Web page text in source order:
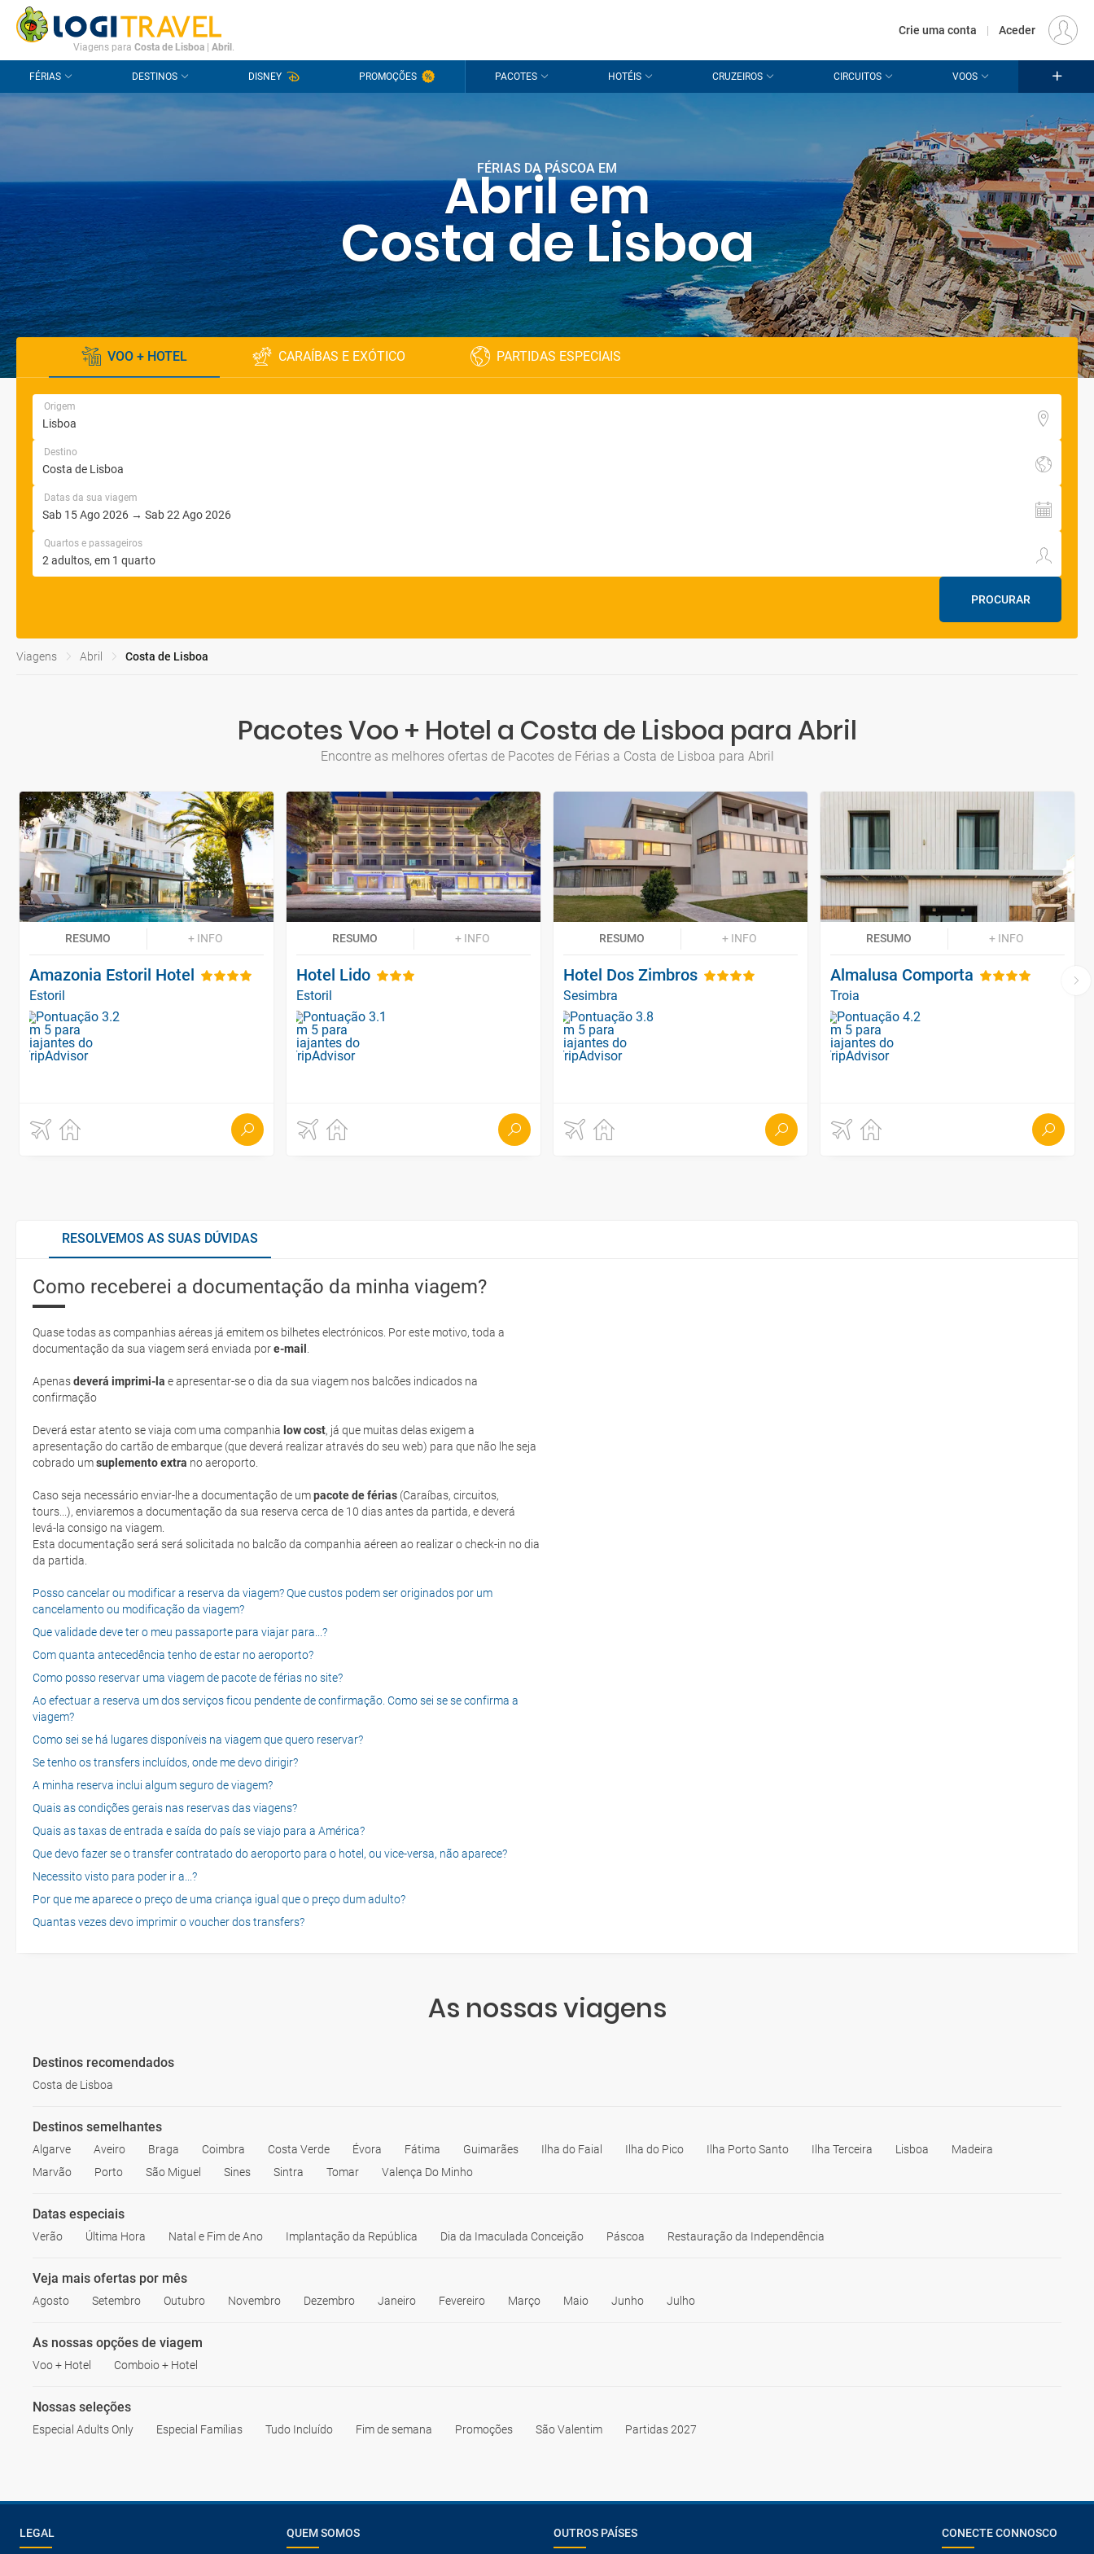
CONTACTO PERGUNTAS FREQUENTES EUR
Viagens para Costa de Lisboa Abril .
Crie uma conta | Aceder
FÉRIAS DESTINOS DISNEY PROMOÇÕES PACOTES HOTÉIS CRUZEIROS CIRCUITOS VOOS
FÉRIAS DA PÁSCOA EM
Abril em
Costa de Lisboa
VOO + HOTEL CARAÍBAS E EXÓTICO PARTIDAS ESPECIAIS
Origem
Destino
Datas da sua viagem
Quartos e passageiros
PROCURAR
Viagens Abril Costa de Lisboa
Pacotes Voo + Hotel a Costa de Lisboa para Abril
Encontre as melhores ofertas de Pacotes de Férias a Costa de Lisboa para Abril
RESUMO + INFO
Amazonia Estoril Hotel
Estoril
RESUMO + INFO
Hotel Lido
Estoril
RESUMO + INFO
Hotel Dos Zimbros
Sesimbra
RESUMO + INFO
Almalusa Comporta
Troia
RESOLVEMOS AS SUAS DÚVIDAS
Como receberei a documentação da minha viagem?
Quase todas as companhias aéreas já emitem os bilhetes electrónicos. Por este motivo, toda a
documentação da sua viagem será enviada pore-mail
Apenasdeverá imprimi-la e apresentar-se o dia da sua viagem nos balcões indicados na
confirmação
Deverá estar atento se viaja com uma companhia low cost, já que muitas delas exigem a
apresentação do cartão de embarque (que deverá realizar através do seu web) para que não lhe seja
cobrado umsuplemento extra no aeroporto.
Caso seja necessário enviar-lhe a documentação de umpacote de férias (Caraíbas, circuitos,
tours...), enviaremos a documentação da sua reserva cerca de 10 dias antes da partida, e deverá
levá-la consigo na viagem.
Esta documentação será será solicitada no balcão da companhia aéreen ao realizar o check-in no dia
da partida.
Posso cancelar ou modificar a reserva da viagem? Que custos podem ser originados por um
cancelamento ou modificação da viagem?
Que validade deve ter o meu passaporte para viajar para...?
Com quanta antecedência tenho de estar no aeroporto?
Como posso reservar uma viagem de pacote de férias no site?
Ao efectuar a reserva um dos serviços ficou pendente de confirmação. Como sei se se confirma a
viagem?
Como sei se há lugares disponíveis na viagem que quero reservar?
Se tenho os transfers incluídos, onde me devo dirigir?
A minha reserva inclui algum seguro de viagem?
Quais as condições gerais nas reservas das viagens?
Quais as taxas de entrada e saída do país se viajo para a América?
Que devo fazer se o transfer contratado do aeroporto para o hotel, ou vice-versa, não aparece?
Necessito visto para poder ir a...?
Por que me aparece o preço de uma criança igual que o preço dum adulto?
Quantas vezes devo imprimir o voucher dos transfers?
As nossas viagens
Destinos recomendados
Costa de Lisboa
Destinos semelhantes
Algarve Aveiro Braga Coimbra Costa Verde Évora Fátima Guimarães Ilha do Faial Ilha do Pico Ilha Porto Santo Ilha Terceira Lisboa
Madeira
Marvão
Porto São Miguel Sines Sintra Tomar Valença Do Minho
Datas especiais
Verão Última Hora Natal e Fim de Ano Implantação da República Dia da Imaculada Conceição Páscoa Restauração da Independência
Veja mais ofertas por mês
Agosto Setembro Outubro Novembro Dezembro Janeiro Fevereiro Março Maio Junho Julho
As nossas opções de viagem
Voo + Hotel Comboio + Hotel
Nossas seleções
Especial Adults Only Especial Famílias Tudo Incluído Fim de semana Promoções São Valentim Partidas 2027
LEGAL QUEM SOMOS OUTROS PAÍSES CONECTE CONNOSCO